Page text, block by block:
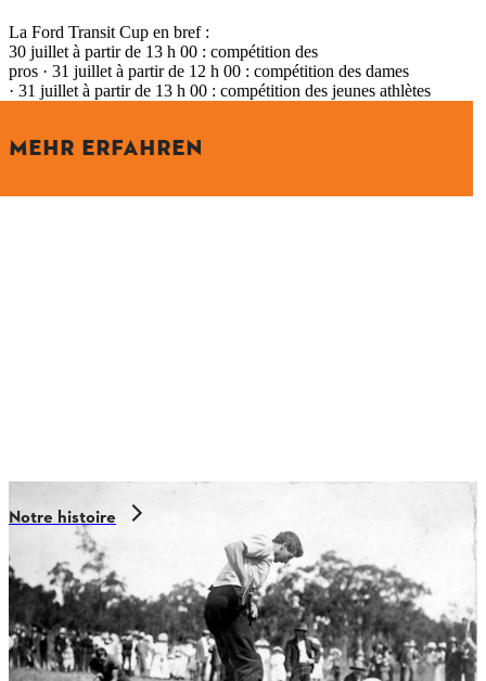
La Ford Transit Cup en bref :
30 juillet à partir de 13 h 00 : compétition des
pros · 31 juillet à partir de 12 h 00 : compétition des dames
· 31 juillet à partir de 13 h 00 : compétition des jeunes athlètes
MEHR ERFAHREN
Notre histoire